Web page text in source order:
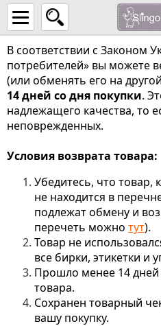
В соответствии с Законом
потребителей» вы можете
(или обменять его на
14 дней со дня покупки.
надлежащего качества, то
неповрежденных.
Условия возврата товара:
Убедитесь, что товар,
не находится в
подлежат обмену и
перечеть можно тут).
Товар не
все бирки, этикетки и
Прошло менее 14
товара.
Сохранен товарный
вашу покупку.